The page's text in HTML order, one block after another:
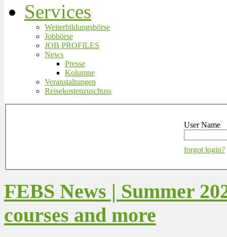
Services
Weiterbildungsbörse
Jobbörse
JOB PROFILES
News
Presse
Kolumne
Veranstaltungen
Reisekostenzuschuss
User Name
forgot login?
FEBS News | Summer
courses and more